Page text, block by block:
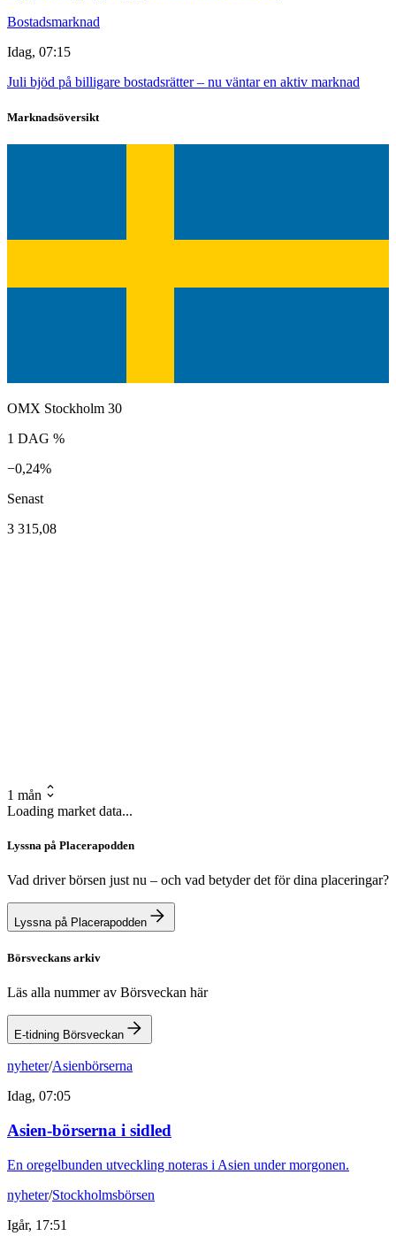
Bostadsmarknad
Idag, 07:15
Juli bjöd på billigare bostadsrätter – nu väntar en aktiv marknad
Marknadsöversikt
OMX Stockholm 30
1 DAG %
−0,24%
Senast
3 315,08
1 mån
Loading market data...
Lyssna på Placerapodden
Vad driver börsen just nu – och vad betyder det för dina placeringar?
Lyssna på Placerapodden
Börsveckans arkiv
Läs alla nummer av Börsveckan här
E-tidning Börsveckan
nyheter/Asienbörserna
Idag, 07:05
Asien-börserna i sidled
En oregelbunden utveckling noteras i Asien under morgonen.
nyheter/Stockholmsbörsen
Igår, 17:51